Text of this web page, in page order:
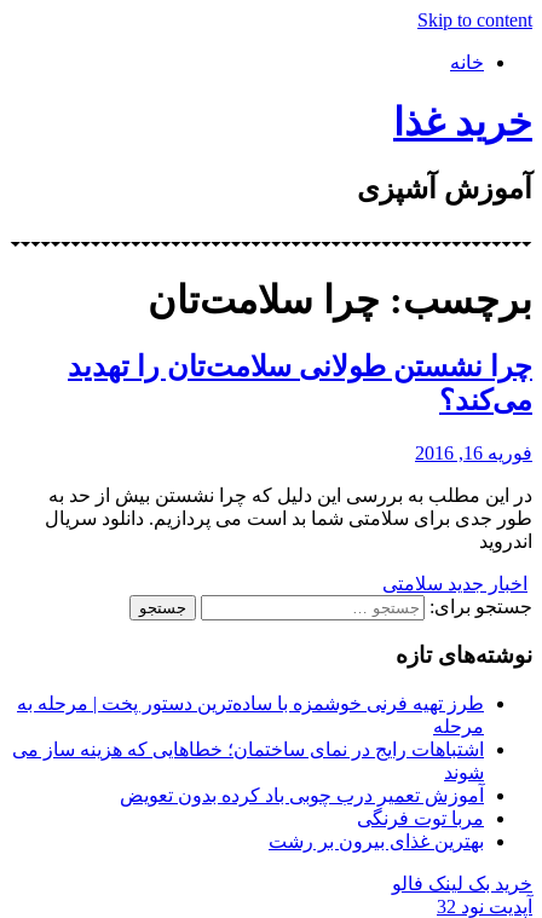
Skip to content
خانه
خرید غذا
آموزش آشپزی
برچسب: چرا سلامت‌تان
چرا نشستن طولانی سلامت‌تان را تهدید
می‌کند؟
فوریه 16, 2016
در این مطلب به بررسی این دلیل که چرا نشستن بیش از حد به
طور جدی برای سلامتی شما بد است می پردازیم. دانلود سریال
اندروید
اخبار جدید سلامتی
جستجو برای:
نوشته‌های تازه
طرز تهیه فرنی خوشمزه با ساده‌ترین دستور پخت | مرحله به
مرحله
اشتباهات رایج در نمای ساختمان؛ خطاهایی که هزینه ساز می
شوند
آموزش تعمیر درب چوبی باد کرده بدون تعویض
مربا توت فرنگی
بهترین غذای بیرون بر رشت
خرید بک لینک فالو
آپدیت نود 32